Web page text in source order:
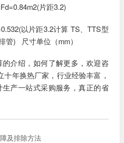
片距3.2)
以片距3.2计算 TS、TTS型
管) 尺寸单位（mm）
介绍，如何了解更多，欢迎咨
十年换热厂家，行业经验丰富，
产一站式采购服务，真正的省
及排除方法